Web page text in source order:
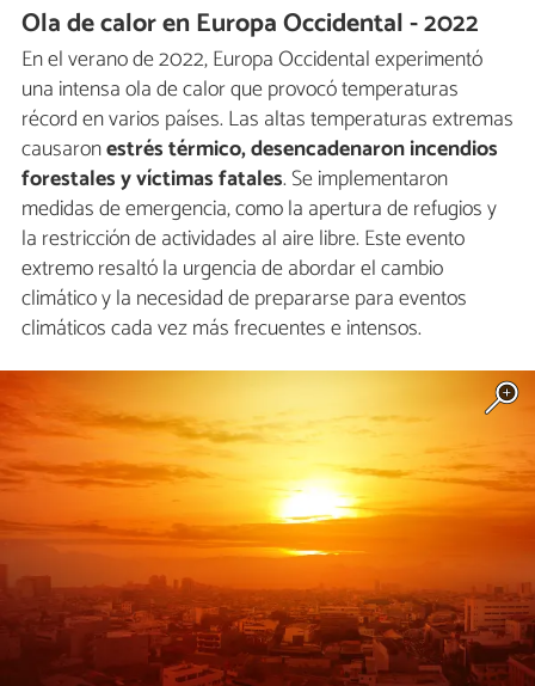
Ola de calor en Europa Occidental - 2022
En el verano de 2022, Europa Occidental experimentó
una intensa ola de calor que provocó temperaturas
récord en varios países. Las altas temperaturas extremas
causaronestrés térmico, desencadenaron incendios
forestales y víctimas fatales. Se implementaron
medidas de emergencia, como la apertura de refugios y
la restricción de actividades al aire libre. Este evento
extremo resaltó la urgencia de abordar el cambio
climático y la necesidad de prepararse para eventos
climáticos cada vez más frecuentes e intensos.